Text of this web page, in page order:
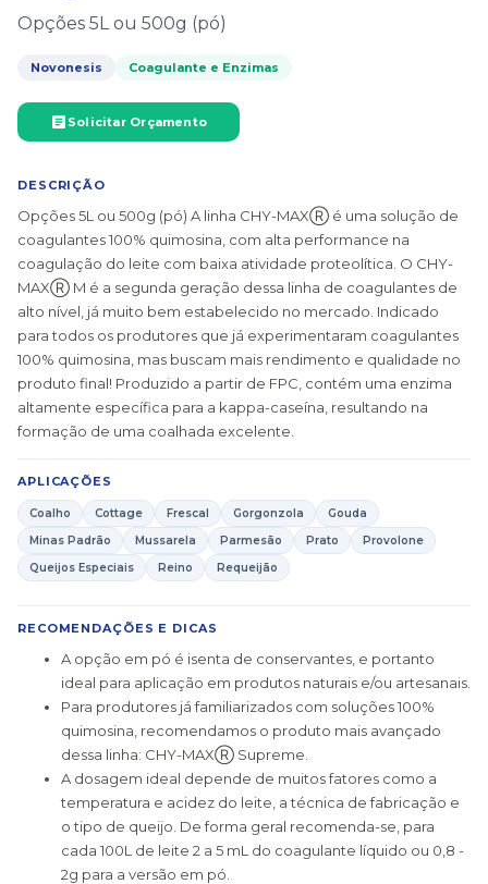
Opções 5L ou 500g (pó)
Novonesis Coagulante e Enzimas
Solicitar Orçamento
DESCRIÇÃO
Opções 5L ou 500g (pó) A linha CHY-MAXⓇ é uma solução de
coagulantes 100% quimosina, com alta performance na
coagulação do leite com baixa atividade proteolítica. O CHY-
MAXⓇ M é a segunda geração dessa linha de coagulantes de
alto nível, já muito bem estabelecido no mercado. Indicado
para todos os produtores que já experimentaram coagulantes
100% quimosina, mas buscam mais rendimento e qualidade no
produto final! Produzido a partir de FPC, contém uma enzima
altamente específica para a kappa-caseína, resultando na
formação de uma coalhada excelente.
APLICAÇÕES
Coalho Cottage Frescal Gorgonzola
Gouda
Minas Padrão
Mussarela Parmesão Prato
Provolone
Queijos Especiais
Reino Requeijão
RECOMENDAÇÕES E DICAS
A opção em pó é isenta de conservantes, e portanto
ideal para aplicação em produtos naturais e/ou artesanais.
Para produtores já familiarizados com soluções 100%
quimosina, recomendamos o produto mais avançado
dessa linha: CHY-MAXⓇ Supreme.
A dosagem ideal depende de muitos fatores como a
temperatura e acidez do leite, a técnica de fabricação e
o tipo de queijo. De forma geral recomenda-se, para
cada 100L de leite 2 a 5 mL do coagulante líquido ou 0,8 -
2g para a versão em pó.